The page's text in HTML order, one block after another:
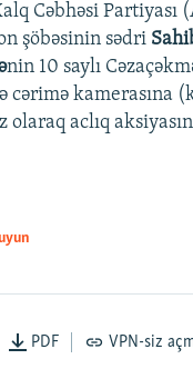
240p 360p
720p 1080p
Cəbhəsi Partiyası
şöbəsinin sədri
nin 10 saylı
cərimə kamerasına
aclıq
PDF VPN-siz